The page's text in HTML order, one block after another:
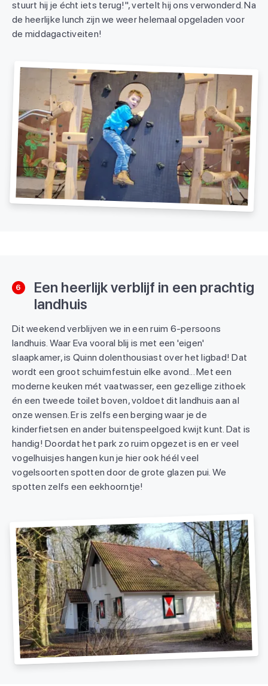
stuurt hij je écht iets terug!", vertelt hij ons verwonderd. Na
de heerlijke lunch zijn we weer helemaal opgeladen voor
de middagactiveiten!
6
Een heerlijk verblijf in een prachtig
landhuis
Dit weekend verblijven we in een ruim 6-persoons
landhuis. Waar Eva vooral blij is met een 'eigen'
slaapkamer, is Quinn dolenthousiast over het ligbad! Dat
wordt een groot schuimfestuin elke avond... Met een
moderne keuken mét vaatwasser, een gezellige zithoek
én een tweede toilet boven, voldoet dit landhuis aan al
onze wensen. Er is zelfs een berging waar je de
kinderfietsen en ander buitenspeelgoed kwijt kunt. Dat is
handig! Doordat het park zo ruim opgezet is en er veel
vogelhuisjes hangen kun je hier ook héél veel
vogelsoorten spotten door de grote glazen pui. We
spotten zelfs een eekhoorntje!